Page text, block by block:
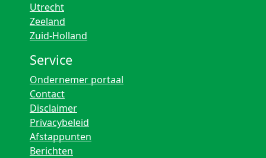
Utrecht
Zeeland
Zuid-Holland
Service
Ondernemer portaal
Contact
Disclaimer
Privacybeleid
Afstappunten
Berichten